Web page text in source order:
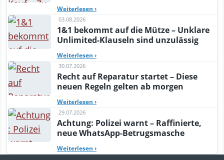
Weiterlesen ›
03.08.2026
1&1 bekommt auf die Mütze – Unklare
Unlimited-Klauseln sind unzulässig
Weiterlesen ›
30.07.2026
Recht auf Reparatur startet – Diese
neuen Regeln gelten ab morgen
Weiterlesen ›
29.07.2026
Achtung: Polizei warnt – Raffinierte,
neue WhatsApp-Betrugsmasche
Weiterlesen ›